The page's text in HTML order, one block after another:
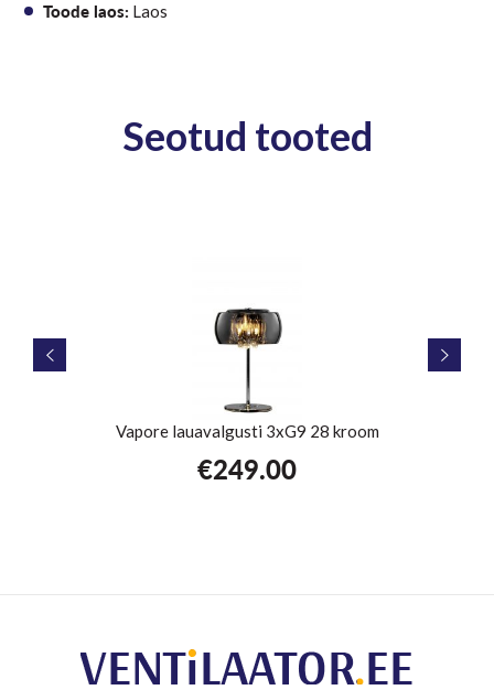
Toode laos: Laos
Seotud tooted
Vapore lauavalgusti 3xG9 28 kroom
€249.00